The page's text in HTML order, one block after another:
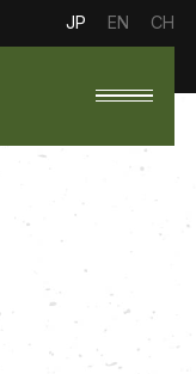
JP EN CH